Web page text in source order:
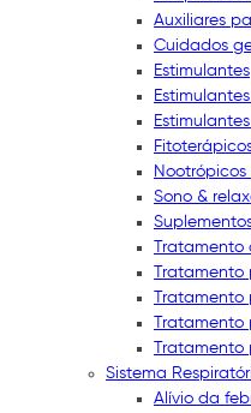
Auxiliares
Cuidados
Estimulantes
Sono &
Tratamento
Tratamento
Tratamento
Tratamento
Tratamento
Sistema
Alívio da